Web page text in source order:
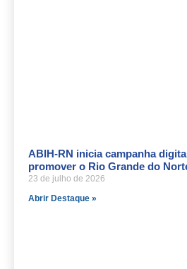
ABIH-RN inicia campanha
promover o Rio Grande do
23 de julho de 2026
Abrir Destaque »